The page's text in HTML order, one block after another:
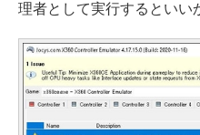
理者として実行するといい